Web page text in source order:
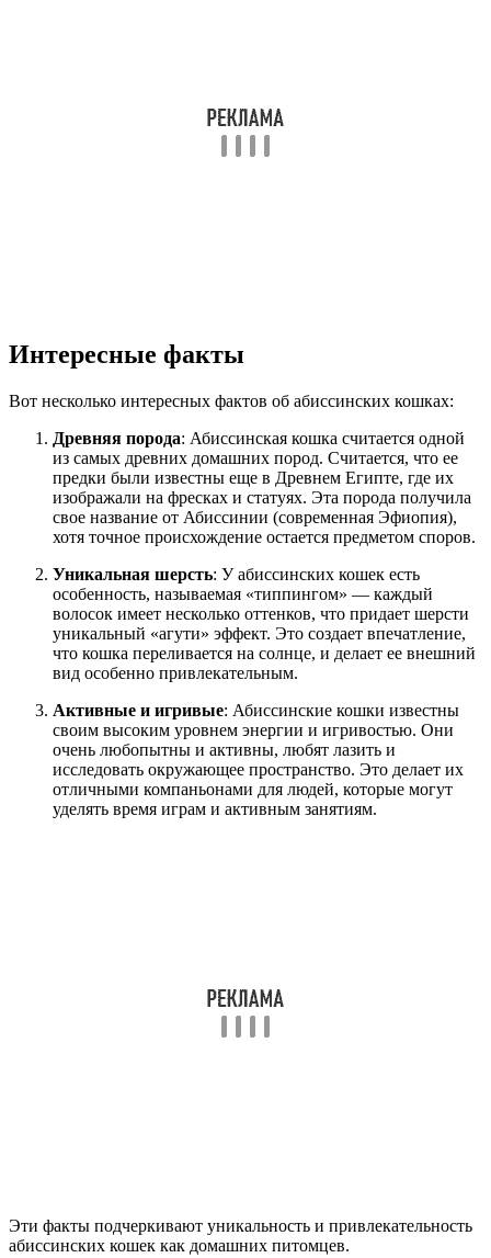
Интересные факты
Вот несколько интересных фактов об абиссинских кошках:
Древняя порода: Абиссинская кошка считается одной
из самых древних домашних пород. Считается, что ее
предки были известны еще в Древнем Египте, где их
изображали на фресках и статуях. Эта порода получила
свое название от Абиссинии (современная Эфиопия),
хотя точное происхождение остается предметом споров.
Уникальная шерсть: У абиссинских кошек есть
особенность, называемая «типпингом» — каждый
волосок имеет несколько оттенков, что придает шерсти
уникальный «агути» эффект. Это создает впечатление,
что кошка переливается на солнце, и делает ее внешний
вид особенно привлекательным.
Активные и игривые: Абиссинские кошки известны
своим высоким уровнем энергии и игривостью. Они
очень любопытны и активны, любят лазить и
исследовать окружающее пространство. Это делает их
отличными компаньонами для людей, которые могут
уделять время играм и активным занятиям.
Эти факты подчеркивают уникальность и привлекательность
абиссинских кошек как домашних питомцев.